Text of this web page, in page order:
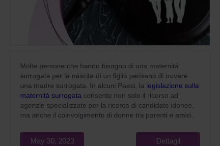
Molte persone che hanno bisogno di una maternità
surrogata per la nascita di un figlio pensano di trovare
una madre surrogata. In alcuni Paesi, la legislazione sulla
maternità surrogata consente non solo il ricorso ad
agenzie specializzate per la ricerca di candidate idonee,
ma anche il coinvolgimento di donne tra parenti e amici.
May 30, 2023 Dettagli